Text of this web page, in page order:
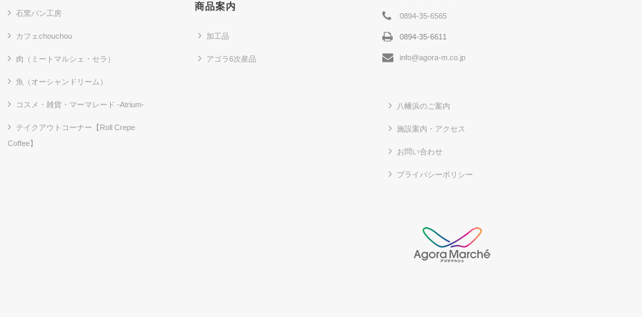
石窯パン工房
カフェchouchou
肉（ミートマルシェ・セラ）
魚（オーシャンドリーム）
コスメ・雑貨・マーマレード -Atrium-
テイクアウトコーナー【Roll Crepe
Coffee】
商品案内
加工品
アゴラ6次産品
0894-35-6565
0894-35-6611
info@agora-m.co.jp
八幡浜のご案内
施設案内・アクセス
お問い合わせ
プライバシーポリシー